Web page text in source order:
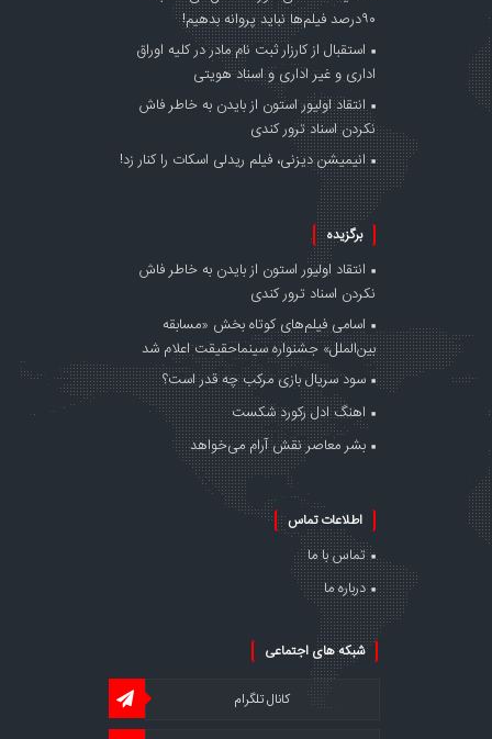
۹۰درصد فیلم‌ها نباید پروانه بدهیم!
استقبال از کارزار ثبت نام مادر در کلیه اوراق
اداری و غیر اداری و اسناد هویتی
انتقاد اولیور استون از بایدن به خاطر فاش
نکردن اسناد ترور کندی
انیمیشن دیزنی، فیلم ریدلی اسکات را کنار زد!
برگزیده
انتقاد اولیور استون از بایدن به خاطر فاش
نکردن اسناد ترور کندی
اسامی فیلم‌های کوتاه بخش «مسابقه
بین‌الملل» جشنواره سینماحقیقت اعلام شد
سود سریال بازی مرکب چه قدر است؟
اهنگ ادل رکورد شکست
بشر معاصر نقش آرام می‌خواهد
اطلاعات تماس
تماس با ما
درباره ما
شبکه های اجتماعی
کانال تلگرام